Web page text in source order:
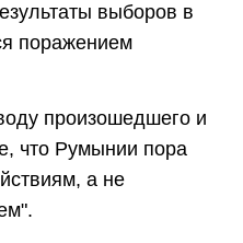
выборов в
поражением
произошедшего и
что Румынии пора
а не